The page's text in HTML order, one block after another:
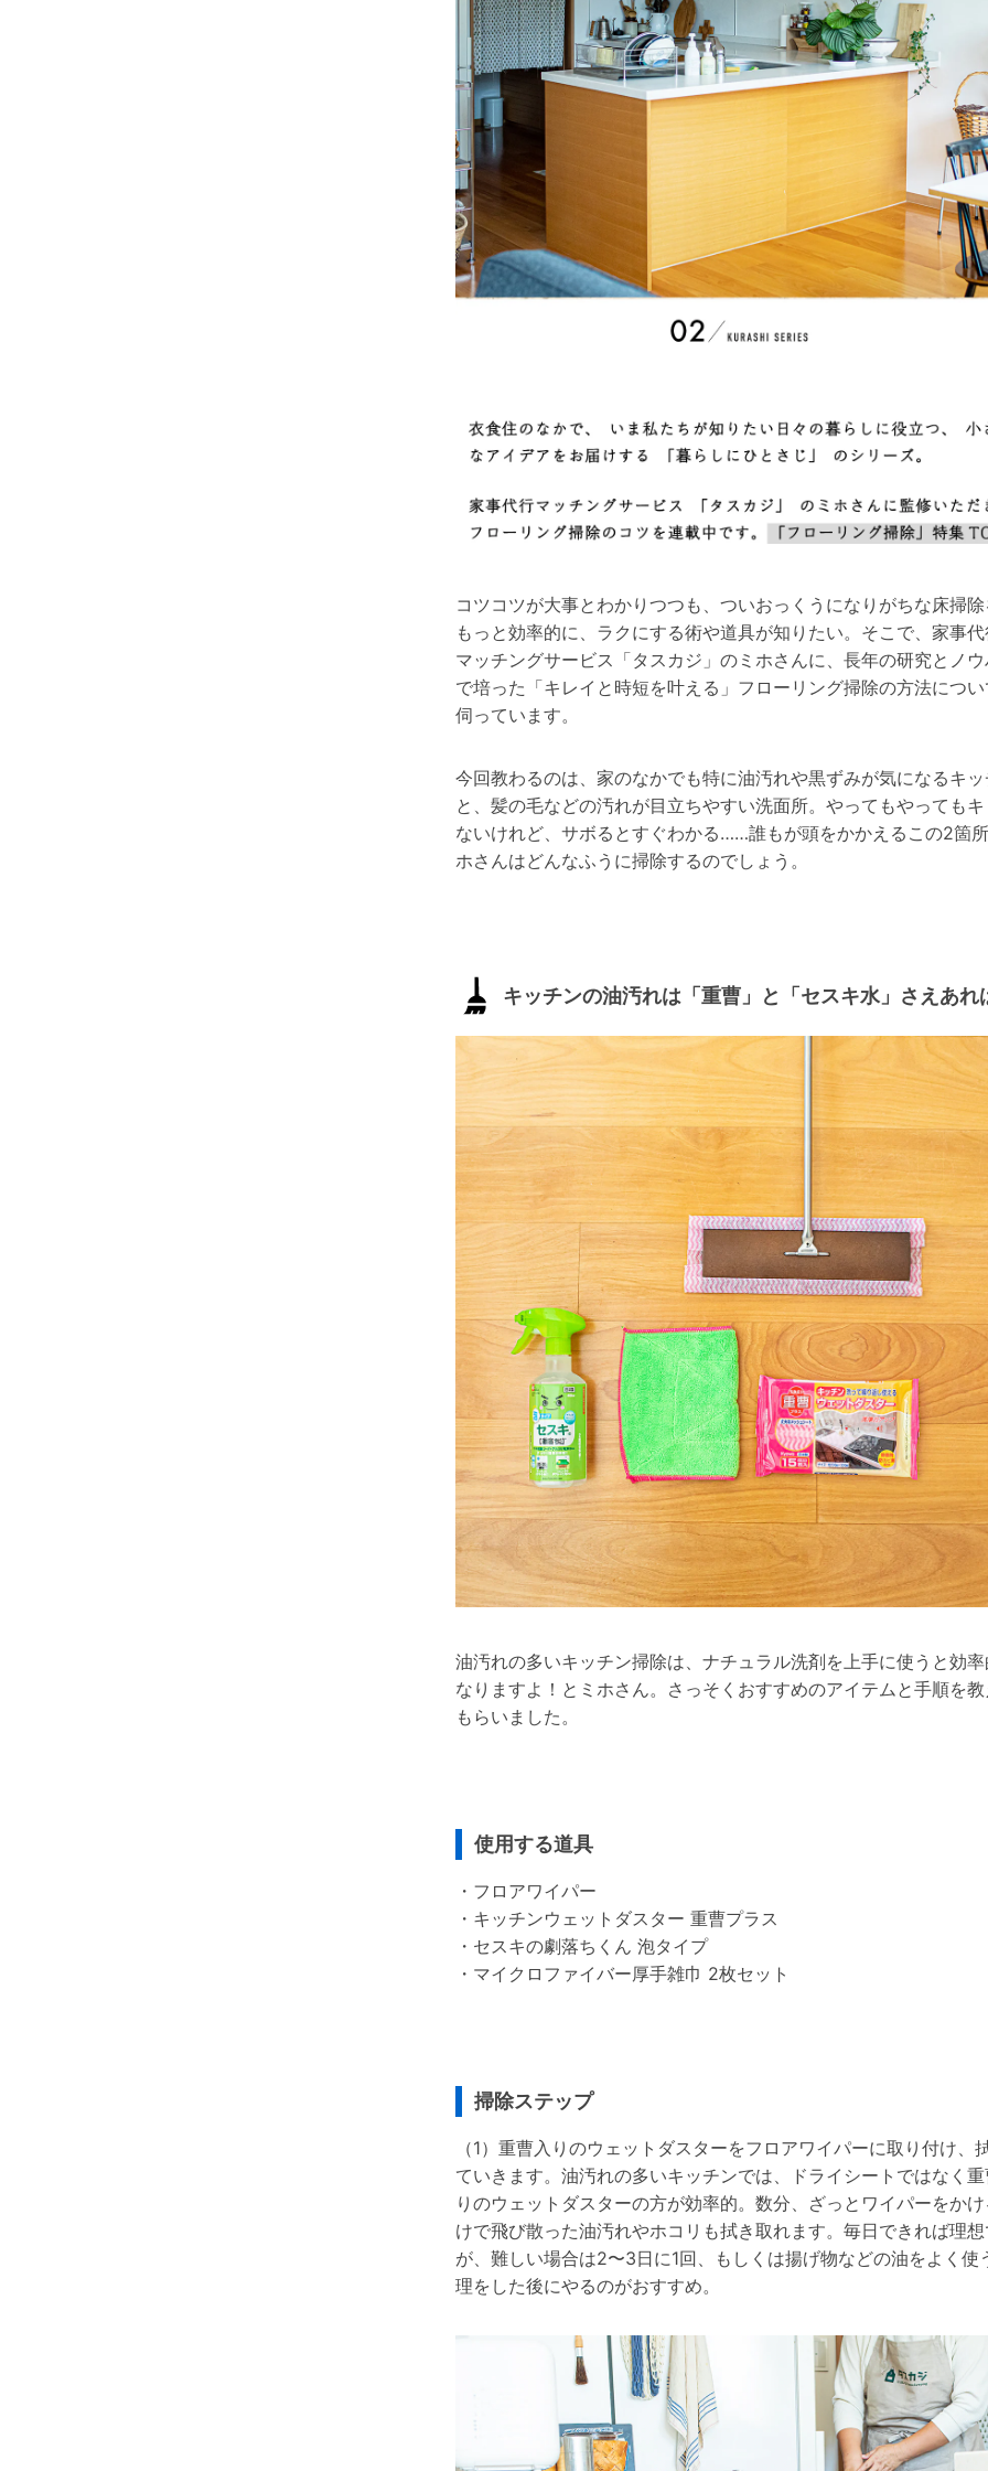
コツコツが大事とわかりつつも、ついおっくうになりがちな床掃
もっと効率的に、ラクにする術や道具が知りたい。そこで、家事
マッチングサービス「タスカジ」のミホさんに、長年の研究とノ
で培った「キレイと時短を叶える」フローリング掃除の方法につ
伺っています。
今回教わるのは、家のなかでも特に油汚れや黒ずみが気になるキ
と、髪の毛などの汚れが目立ちやすい洗面所。やってもやっても
ないけれど、サボるとすぐわかる……誰もが頭をかかえるこの2箇
ホさんはどんなふうに掃除するのでしょう。
キッチンの油汚れは「重曹」と「セスキ水」さえあれ
油汚れの多いキッチン掃除は、ナチュラル洗剤を上手に使うと効
なりますよ！とミホさん。さっそくおすすめのアイテムと手順を
もらいました。
使用する道具
・フロアワイパー
・キッチンウェットダスター 重曹プラス
・セスキの劇落ちくん 泡タイプ
・マイクロファイバー厚手雑巾 2枚セット
掃除ステップ
（1）重曹入りのウェットダスターをフロアワイパーに取り付け、
ていきます。油汚れの多いキッチンでは、ドライシートではなく
りのウェットダスターの方が効率的。数分、ざっとワイパーをか
けで飛び散った油汚れやホコリも拭き取れます。毎日できれば理
が、難しい場合は2〜3日に1回、もしくは揚げ物などの油をよく使
理をした後にやるのがおすすめ。